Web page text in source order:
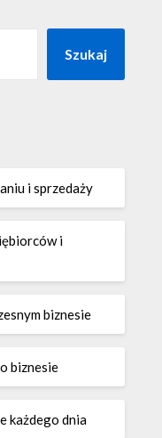
Szukaj
i sprzedaży
i
biznesie
biznesie
każdego dnia